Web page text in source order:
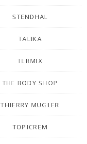
STENDHAL
TALIKA
TERMIX
THE BODY SHOP
THIERRY MUGLER
TOPICREM